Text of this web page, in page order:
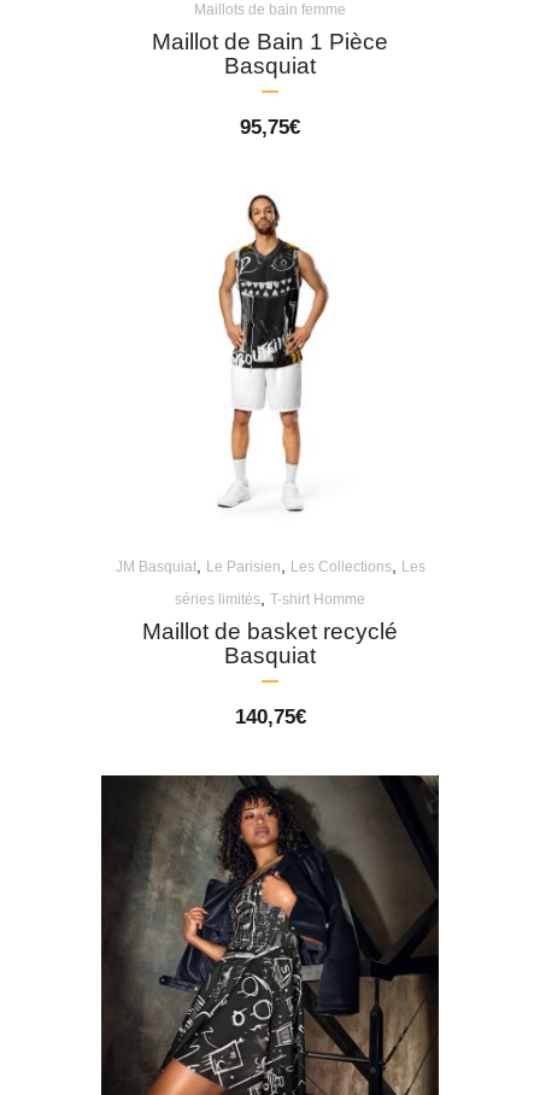
Maillots de bain femme
Maillot de Bain 1 Pièce
Basquiat
95,75€
JM Basquiat, Le Parisien Les Collections,
Les
séries limités T-shirt Homme
Maillot de basket recyclé
Basquiat
140,75€